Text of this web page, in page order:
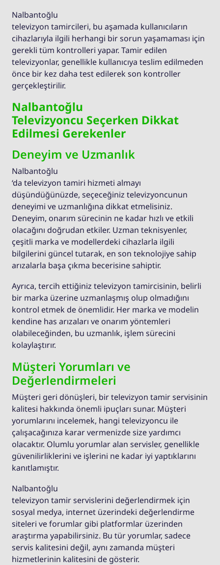
Nalbantoğlu
televizyon tamircileri, bu aşamada kullanıcıların
cihazlarıyla ilgili herhangi bir sorun yaşamaması için
gerekli tüm kontrolleri yapar. Tamir edilen
televizyonlar, genellikle kullanıcıya teslim edilmeden
önce bir kez daha test edilerek son kontroller
gerçekleştirilir.
Nalbantoğlu
Televizyoncu Seçerken Dikkat
Edilmesi Gerekenler
Deneyim ve Uzmanlık
Nalbantoğlu
‘da televizyon tamiri hizmeti almayı
düşündüğünüzde, seçeceğiniz televizyoncunun
deneyimi ve uzmanlığına dikkat etmelisiniz.
Deneyim, onarım sürecinin ne kadar hızlı ve etkili
olacağını doğrudan etkiler. Uzman teknisyenler,
çeşitli marka ve modellerdeki cihazlarla ilgili
bilgilerini güncel tutarak, en son teknolojiye sahip
arızalarla başa çıkma becerisine sahiptir.
Ayrıca, tercih ettiğiniz televizyon tamircisinin, belirli
bir marka üzerine uzmanlaşmış olup olmadığını
kontrol etmek de önemlidir. Her marka ve modelin
kendine has arızaları ve onarım yöntemleri
olabileceğinden, bu uzmanlık, işlem sürecini
kolaylaştırır.
Müşteri Yorumları ve
Değerlendirmeleri
Müşteri geri dönüşleri, bir televizyon tamir servisinin
kalitesi hakkında önemli ipuçları sunar. Müşteri
yorumlarını incelemek, hangi televizyoncu ile
çalışacağınıza karar vermenizde size yardımcı
olacaktır. Olumlu yorumlar alan servisler, genellikle
güvenilirliklerini ve işlerini ne kadar iyi yaptıklarını
kanıtlamıştır.
Nalbantoğlu
televizyon tamir servislerini değerlendirmek için
sosyal medya, internet üzerindeki değerlendirme
siteleri ve forumlar gibi platformlar üzerinden
araştırma yapabilirsiniz. Bu tür yorumlar, sadece
servis kalitesini değil, aynı zamanda müşteri
hizmetlerinin kalitesini de gösterir.